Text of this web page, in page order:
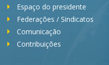
Espaço do presidente
Federações / Sindicatos
Comunicação
Contribuições